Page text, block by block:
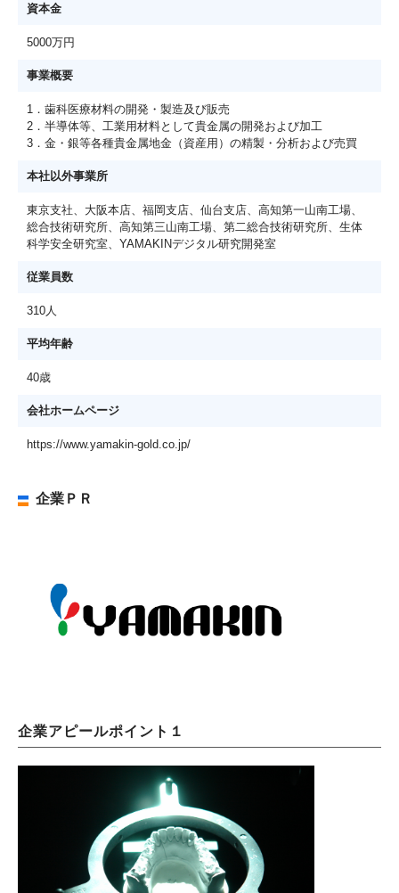
資本金
5000万円
事業概要
1．歯科医療材料の開発・製造及び販売
2．半導体等、工業用材料として貴金属の開発および加工
3．金・銀等各種貴金属地金（資産用）の精製・分析および売買
本社以外事業所
東京支社、大阪本店、福岡支店、仙台支店、高知第一山南工場、
総合技術研究所、高知第三山南工場、第二総合技術研究所、生体
科学安全研究室、YAMAKINデジタル研究開発室
従業員数
310人
平均年齢
40歳
会社ホームページ
https://www.yamakin-gold.co.jp/
企業ＰＲ
企業アピールポイント１